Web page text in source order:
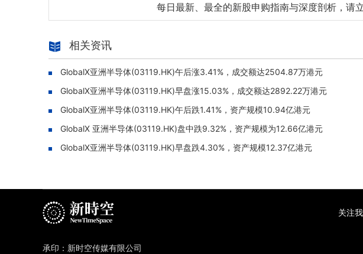
每日最新、最全的新股申购指南与深度剖析，请
相关资讯
GlobalX亚洲半导体(03119.HK)午后涨3.41%，成交额达2504.87万港元
GlobalX亚洲半导体(03119.HK)早盘涨15.03%，成交额达2892.22万港元
GlobalX亚洲半导体(03119.HK)午后跌1.41%，资产规模10.94亿港元
GlobalX 亚洲半导体(03119.HK)盘中跌9.32%，资产规模为12.66亿港元
GlobalX亚洲半导体(03119.HK)早盘跌4.30%，资产规模12.37亿港元
关注我
承印：新时空传媒有限公司